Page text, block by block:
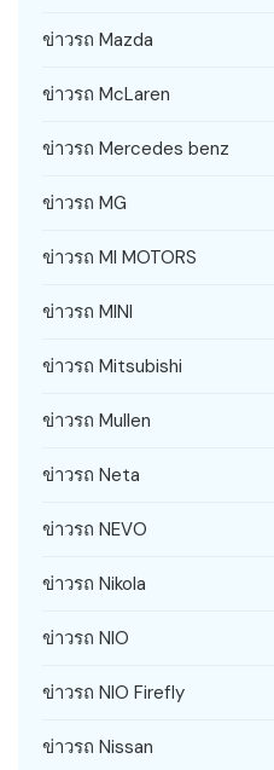
ข่าวรถ Mazda
ข่าวรถ McLaren
ข่าวรถ Mercedes benz
ข่าวรถ MG
ข่าวรถ MI MOTORS
ข่าวรถ MINI
ข่าวรถ Mitsubishi
ข่าวรถ Mullen
ข่าวรถ Neta
ข่าวรถ NEVO
ข่าวรถ Nikola
ข่าวรถ NIO
ข่าวรถ NIO Firefly
ข่าวรถ Nissan